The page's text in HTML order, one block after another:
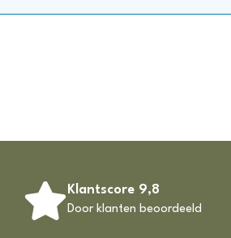
Klantscore 9,8
Door klanten beoordeeld